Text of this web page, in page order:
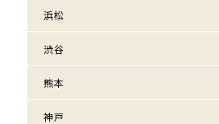
浜松
渋谷
熊本
神戸